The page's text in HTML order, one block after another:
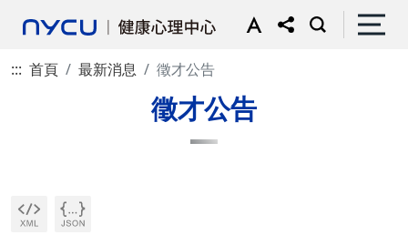
::: 首頁 最新消息 徵才公告
徵才公告